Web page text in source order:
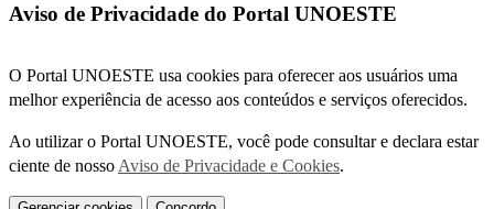
Aviso de Privacidade do Portal UNOESTE
O Portal UNOESTE usa cookies para oferecer aos usuários uma
melhor experiência de acesso aos conteúdos e serviços oferecidos.
Ao utilizar o Portal UNOESTE, você pode consultar e declara estar
ciente de nosso Aviso de Privacidade e Cookies.